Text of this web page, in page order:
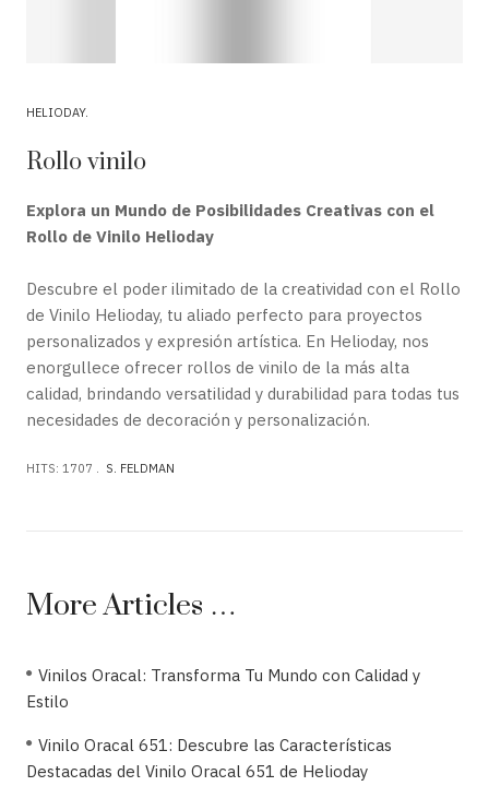
HELIODAY
Rollo vinilo
Explora un Mundo de Posibilidades Creativas con el
Rollo de Vinilo Helioday
Descubre el poder ilimitado de la creatividad con el Rollo
de Vinilo Helioday, tu aliado perfecto para proyectos
personalizados y expresión artística. En Helioday, nos
enorgullece ofrecer rollos de vinilo de la más alta
calidad, brindando versatilidad y durabilidad para todas tus
necesidades de decoración y personalización.
HITS: 1707 S. FELDMAN
More Articles …
Vinilos Oracal: Transforma Tu Mundo con Calidad y
Estilo
Vinilo Oracal 651: Descubre las Características
Destacadas del Vinilo Oracal 651 de Helioday